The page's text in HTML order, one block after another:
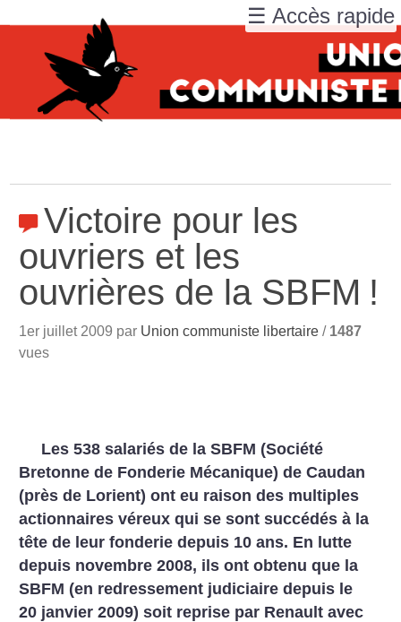
Victoire pour les
ouvriers et les
ouvrières de la SBFM !
1er juillet 2009 par Union communiste libertaire / 1487
vues
Les 538 salariés de la SBFM (Société
Bretonne de Fonderie Mécanique) de Caudan
(près de Lorient) ont eu raison des multiples
actionnaires véreux qui se sont succédés à la
tête de leur fonderie depuis 10 ans. En lutte
depuis novembre 2008, ils ont obtenu que la
SBFM (en redressement judiciaire depuis le
20 janvier 2009) soit reprise par Renault avec
☰ Accès rapide